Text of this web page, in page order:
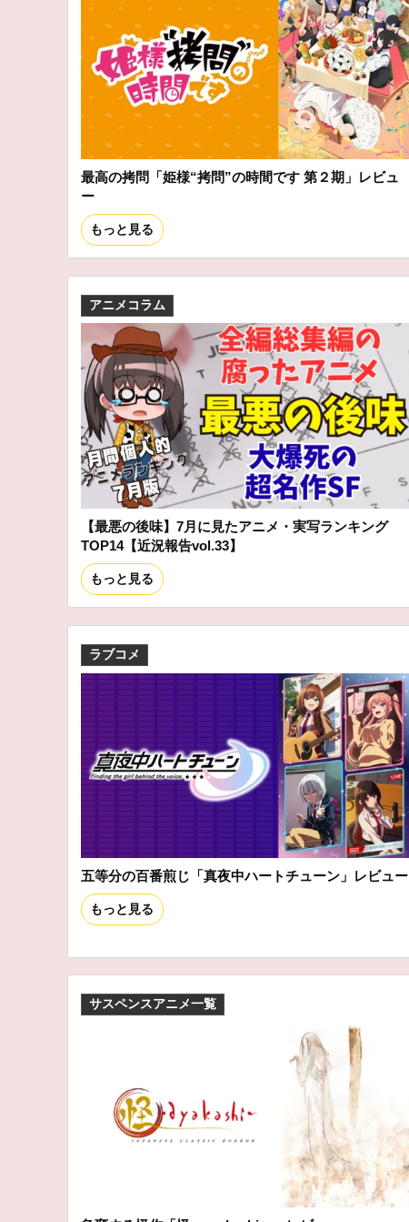
最高の拷問「姫様“拷問”の時間です 第２期」レビュ
ー
もっと見る
アニメコラム
【最悪の後味】7月に見たアニメ・実写ランキング
TOP14【近況報告vol.33】
もっと見る
ラブコメ
五等分の百番煎じ「真夜中ハートチューン」レビュー
もっと見る
サスペンスアニメ一覧